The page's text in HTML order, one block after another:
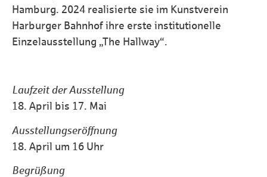
Hamburg. 2024 realisierte sie im Kunstverein
Harburger Bahnhof ihre erste institutionelle
Einzelausstellung „The Hallway“.
Laufzeit der Ausstellung
18. April bis 17. Mai
Ausstellungseröffnung
18. April um 16 Uhr
Begrüßung